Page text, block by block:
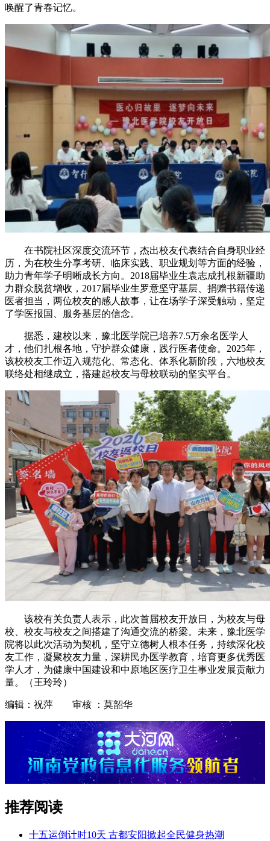
唤醒了青春记忆。
在书院社区深度交流环节，杰出校友代表结合自身职业经
历，为在校生分享考研、临床实践、职业规划等方面的经验，
助力青年学子明晰成长方向。2018届毕业生袁志成扎根新疆助
力群众脱贫增收，2017届毕业生罗意坚守基层、捐赠书籍传递
医者担当，两位校友的感人故事，让在场学子深受触动，坚定
了学医报国、服务基层的信念。
据悉，建校以来，豫北医学院已培养7.5万余名医学人
才，他们扎根各地，守护群众健康，践行医者使命。2025年，
该校校友工作迈入规范化、常态化、体系化新阶段，六地校友
联络处相继成立，搭建起校友与母校联动的坚实平台。
该校有关负责人表示，此次首届校友开放日，为校友与母
校、校友与校友之间搭建了沟通交流的桥梁。未来，豫北医学
院将以此次活动为契机，坚守立德树人根本任务，持续深化校
友工作，凝聚校友力量，深耕民办医学教育，培育更多优秀医
学人才，为健康中国建设和中原地区医疗卫生事业发展贡献力
量。（王玲玲）
编辑：祝萍 审核 ：莫韶华
推荐阅读
十五运倒计时10天 古都安阳掀起全民健身热潮